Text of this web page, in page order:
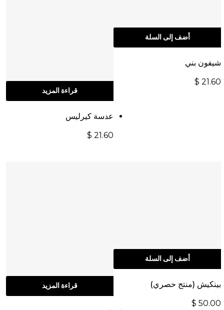
أضف إلى السلة
شيفون بني
$ 21.60
قراءة المزيد
عدسة كيرليس
$ 21.60
أضف إلى السلة
بينكيش (منتج حصري)
$ 50.00
قراءة المزيد